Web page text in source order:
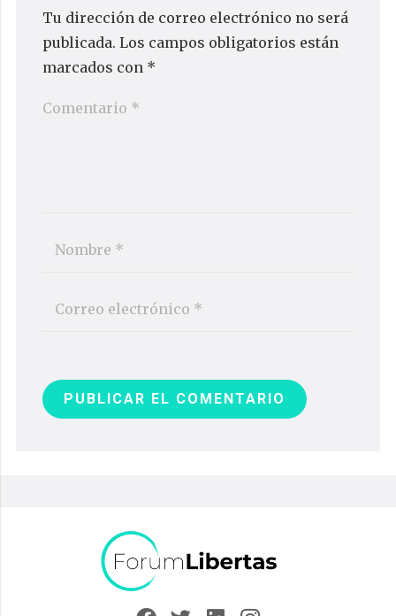
Tu dirección de correo electrónico no será
publicada. Los campos obligatorios están
marcados con *
PUBLICAR EL COMENTARIO